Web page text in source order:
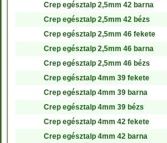
Crep egésztalp 2,5mm 42 barna
Crep egésztalp 2,5mm 42 bézs
Crep egésztalp 2,5mm 46 fekete
Crep egésztalp 2,5mm 46 barna
Crep egésztalp 2,5mm 46 bézs
Crep egésztalp 4mm 39 fekete
Crep egésztalp 4mm 39 barna
Crep egésztalp 4mm 39 bézs
Crep egésztalp 4mm 42 fekete
Crep egésztalp 4mm 42 barna